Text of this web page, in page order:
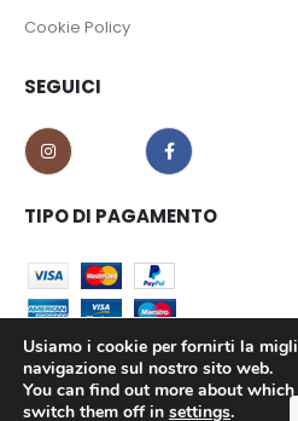
Cookie Policy
SEGUICI
TIPO DI PAGAMENTO
CO.MA.CI S.r.l. - P.iva 02639180799
Usiamo i cookie per fornirti la
navigazione sul nostro sito web.
You can find out more about
switch them off in settings.